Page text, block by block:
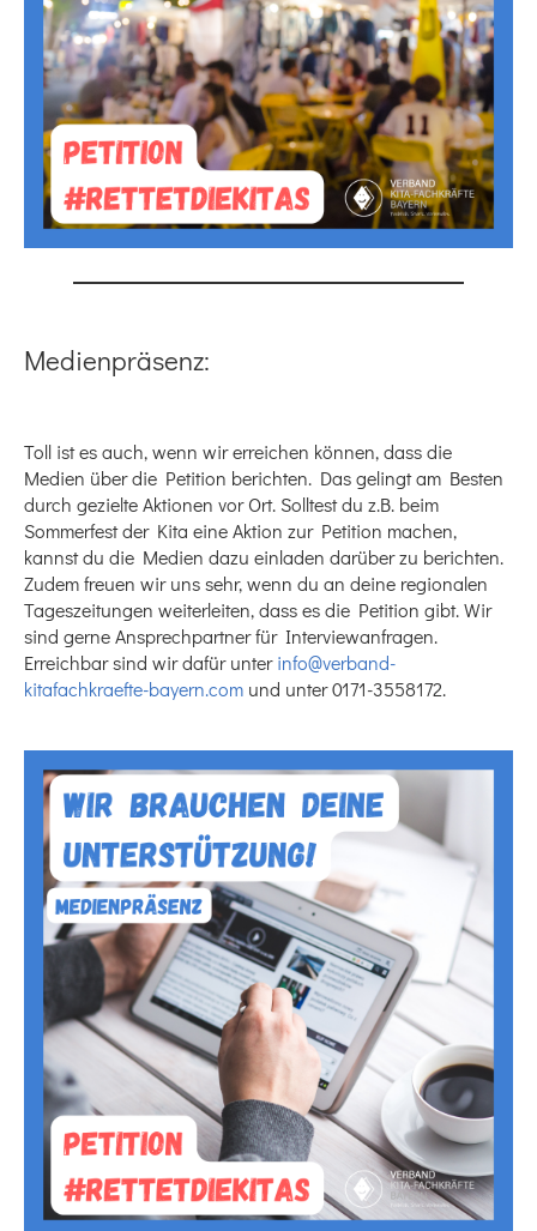
Medienpräsenz:
Toll ist es auch, wenn wir erreichen können, dass die
Medien über die Petition berichten. Das gelingt am Besten
durch gezielte Aktionen vor Ort. Solltest du z.B. beim
Sommerfest der Kita eine Aktion zur Petition machen,
kannst du die Medien dazu einladen darüber zu berichten.
Zudem freuen wir uns sehr, wenn du an deine regionalen
Tageszeitungen weiterleiten, dass es die Petition gibt. Wir
sind gerne Ansprechpartner für Interviewanfragen.
Erreichbar sind wir dafür unterinfo@verband-
kitafachkraefte-bayern.com und unter 0171-3558172.